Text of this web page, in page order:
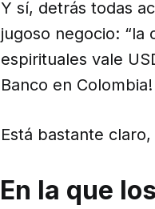
Y sí, detrás todas
jugoso negocio: “la
espirituales vale
Banco en Colombia!
Está bastante claro,
En la que